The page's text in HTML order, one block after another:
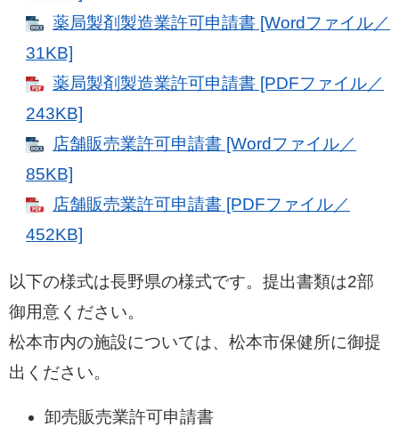
薬局製剤製造業許可申請書 [Wordファイル／
31KB]
薬局製剤製造業許可申請書 [PDFファイル／
243KB]
店舗販売業許可申請書 [Wordファイル／
85KB]
店舗販売業許可申請書 [PDFファイル／
452KB]
以下の様式は長野県の様式です。提出書類は2部
御用意ください。
松本市内の施設については、松本市保健所に御提
出ください。
卸売販売業許可申請書